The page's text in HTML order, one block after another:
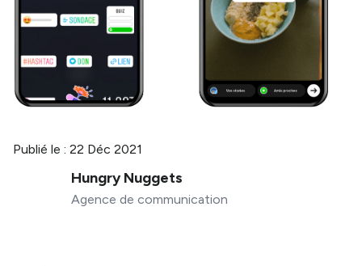
Publié le : 22 Déc 2021
Hungry Nuggets
Agence de communication